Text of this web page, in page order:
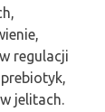
regulacji
jelitach.